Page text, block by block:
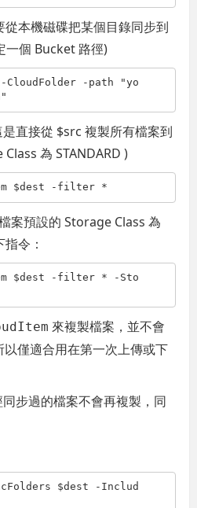
本機磁碟把某個目錄同步到
一個 Bucket 路徑)
-path
"yo
直接從 $src 複製所有檔案到
為 STANDARD )
$dest - filter *
案預設的 Storage Class 為
令：
$dest - filter * -Sto
來複製檔案，並不會
僅適合用在第一次上傳或下
步過的檔案不會再複製，同
$dest -Includ